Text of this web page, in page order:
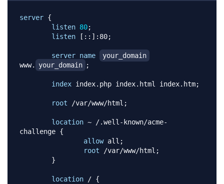
server {
listen 80;
listen [::]:80;
server_name
your_domain
www.
your_domain ;
index index.php index.html index.htm;
root /var/www/html ;
location ~ /.well-known/acme-
challenge {
allow all ;
root /var/www/html ;
}
location / {